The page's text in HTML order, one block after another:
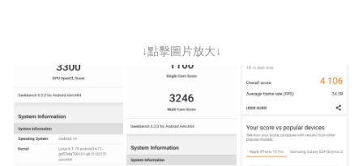
↓點擊圖片放大↓